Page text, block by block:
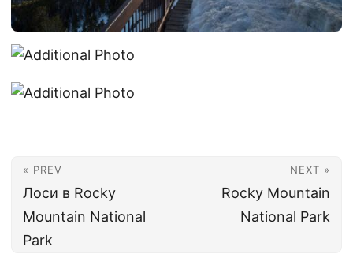
« PREV
Лоси в Rocky
Mountain National
Park
NEXT »
Rocky Mountain
National Park